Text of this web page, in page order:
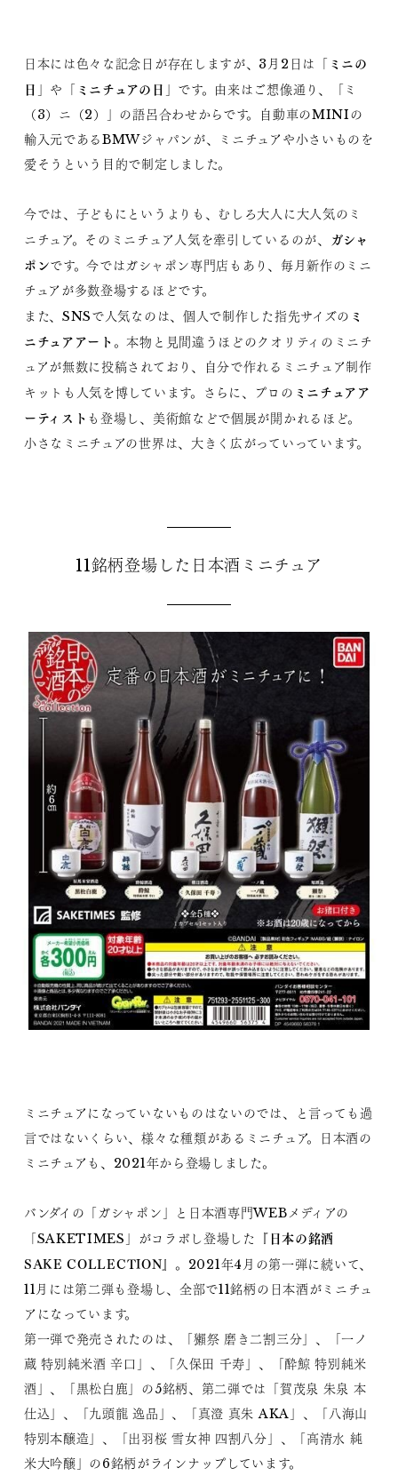
日本には色々な記念日が存在しますが、3月2日は「 ミニの
日 」や「 ミニチュアの日 」です。由来はご想像通り、「ミ
（3）ニ（2）」の語呂合わせからです。自動車のMINIの
輸入元であるBMWジャパンが、ミニチュアや小さいものを
愛そうという目的で制定しました。
今では、子どもにというよりも、むしろ大人に大人気のミ
ニチュア。そのミニチュア人気を牽引しているのが、
ガシャ
ポンです。今ではガシャポン専門店もあり、毎月新作のミニ
チュアが多数登場するほどです。
また、SNSで人気なのは、個人で制作した指先サイズの ミ
ニチュアアート。本物と見間違うほどのクオリティのミニチ
ュアが無数に投稿されており、自分で作れるミニチュア制作
キットも人気を博しています。さらに、プロの ミニチュアア
ーティスト も登場し、美術館などで個展が開かれるほど。
小さなミニチュアの世界は、大きく広がっていっています。
11銘柄登場した日本酒ミニチュア
ミニチュアになっていないものはないのでは、と言っても過
言ではないくらい、様々な種類があるミニチュア。日本酒の
ミニチュアも、2021年から登場しました。
バンダイの「ガシャポン」と日本酒専門WEBメディアの
「SAKETIMES」がコラボし登場した『 日本の銘酒
SAKE COLLECTION』。2021年4月の第一弾に続いて、
11月には第二弾も登場し、全部で11銘柄の日本酒がミニチュ
アになっています。
第一弾で発売されたのは、「獺祭 磨き二割三分」、「一ノ
蔵 特別純米酒 辛口」、「久保田 千寿」、「酔鯨 特別純米
酒」、「黒松白鹿」の5銘柄、第二弾では「賀茂泉 朱泉 本
仕込」、「九頭龍 逸品」、「真澄 真朱 AKA」、「八海山
特別本醸造」、「出羽桜 雪女神 四割八分」、「高清水 純
米大吟醸」の6銘柄がラインナップしています。